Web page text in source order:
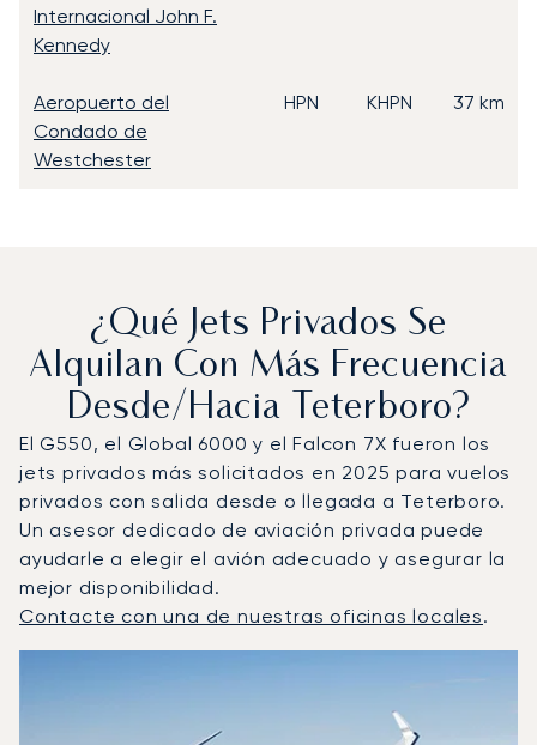
Internacional John F.
Kennedy
Aeropuerto del
Condado de
Westchester
HPN KHPN 37 km
¿Qué Jets Privados Se
Alquilan Con Más Frecuencia
Desde/hacia Teterboro?
El G550, el Global 6000 y el Falcon 7X fueron los
jets privados más solicitados en 2025 para vuelos
privados con salida desde o llegada a Teterboro.
Un asesor dedicado de aviación privada puede
ayudarle a elegir el avión adecuado y asegurar la
mejor disponibilidad.
Contacte con una de nuestras oficinas locales.